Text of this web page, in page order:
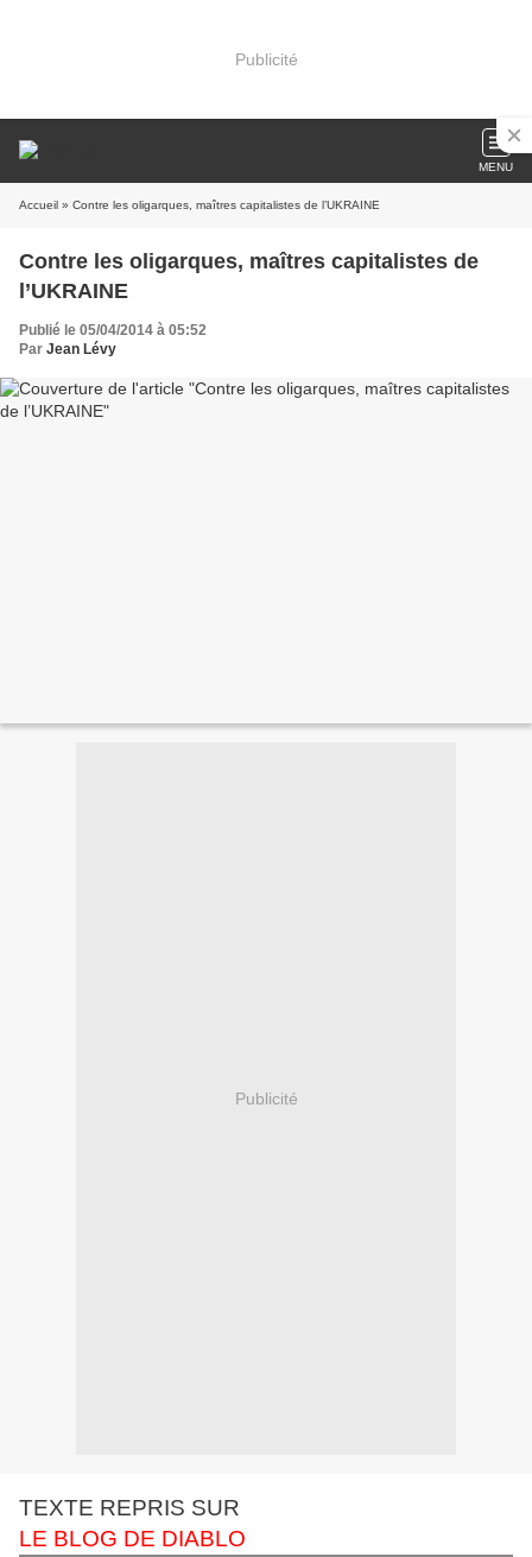
Publicité
MENU
Accueil » Contre les oligarques, maîtres capitalistes de l’UKRAINE
Contre les oligarques, maîtres capitalistes de
l’UKRAINE
Publié le 05/04/2014 à 05:52
Par Jean Lévy
Publicité
TEXTE REPRIS SUR
LE BLOG DE DIABLO